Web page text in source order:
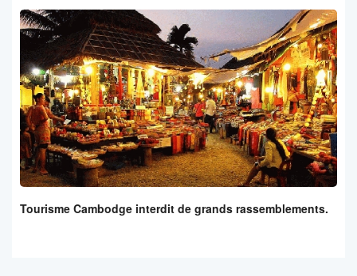
Tourisme Cambodge interdit de grands rassemblements.